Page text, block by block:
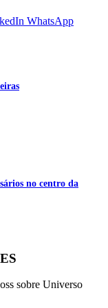
WhatsApp
no centro da
sobre Universo